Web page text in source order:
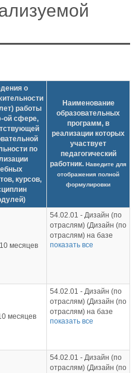
о
работы
ой сфере,
по
курсов,
Наименование
образовательных
программ, в
реализации которых
участвует
педагогический
работник. Наведите для
отображения полной
формулировки
месяцев
54.02.01 - Дизайн (по
отраслям) (Дизайн (по
отраслям) на базе
основного общего
отраслям) на базе
среднего общего
образования)
показать все
месяцев
54.02.01 - Дизайн (по
отраслям) (Дизайн (по
отраслям) на базе
основного общего
отраслям) (Дизайн (по
отраслям) на базе
показать все
54.02.01 - Дизайн (по
отраслям) (Дизайн (по